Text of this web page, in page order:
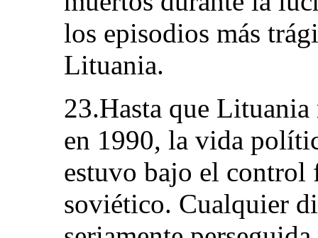
los episodios más
Lituania.
23.Hasta que
en 1990, la vida
estuvo bajo el control
soviético. Cualquier